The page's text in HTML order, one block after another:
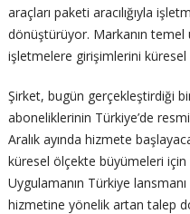
araçları paketi aracılığıyla
dönüştürüyor. Markanın
işletmelere girişimlerini
Şirket, bugün gerçekleştirdiği
aboneliklerinin Türkiye’de
Aralık ayında hizmete
küresel ölçekte büyümeleri
Uygulamanın Türkiye
hizmetine yönelik artan talep